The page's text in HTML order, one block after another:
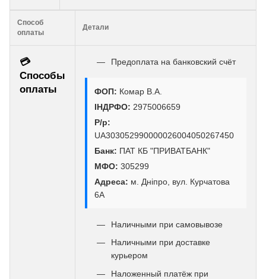
Способ
оплаты
Детали
💳
Способы
оплаты
Предоплата на банковский счёт
ФОП: Комар В.А.
ІНДРФО: 2975006659
Р/р:
UA303052990000026004050267450
Банк: ПАТ КБ "ПРИВАТБАНК"
МФО: 305299
Адреса: м. Дніпро, вул. Курчатова
6А
Наличными при самовывозе
Наличными при доставке
курьером
Наложенный платёж при